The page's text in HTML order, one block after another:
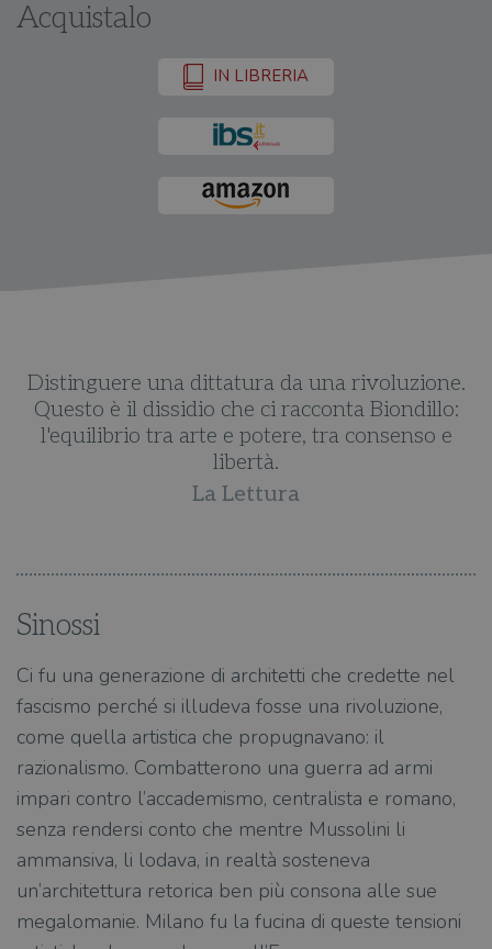
Acquistalo
IN LIBRERIA
Distinguere una dittatura da una rivoluzione.
Questo è il dissidio che ci racconta Biondillo:
l'equilibrio tra arte e potere, tra consenso e
libertà.
La Lettura
Sinossi
Ci fu una generazione di architetti che credette nel
fascismo perché si illudeva fosse una rivoluzione,
come quella artistica che propugnavano: il
razionalismo. Combatterono una guerra ad armi
impari contro l’accademismo, centralista e romano,
senza rendersi conto che mentre Mussolini li
ammansiva, li lodava, in realtà sosteneva
un’architettura retorica ben più consona alle sue
megalomanie. Milano fu la fucina di queste tensioni